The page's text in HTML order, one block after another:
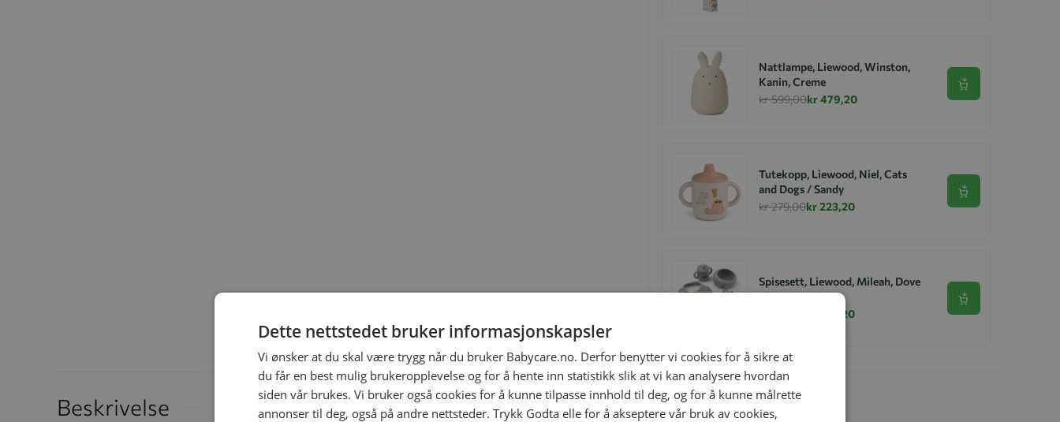
Nattlampe, Liewood, Winston,
Kanin, Creme
kr 599,00kr 479,20
Se produkt
Tutekopp, Liewood, Niel, Cats
and Dogs / Sandy
kr 279,00kr 223,20
Se produkt
Spisesett, Liewood, Mileah, Dove
Blue
kr 719,20
Se produkt
Beskrivelse
Dette nettstedet bruker informasjonskapsler
Vi ønsker at du skal være trygg når du bruker Babycare.no. Derfor benytter vi cookies for å sikre at
du får en best mulig brukeropplevelse og for å hente inn statistikk slik at vi kan analysere hvordan
siden vår brukes. Vi bruker også cookies for å kunne tilpasse innhold til deg, og for å kunne målrette
annonser til deg, også på andre nettsteder. Trykk Godta elle for å akseptere vår bruk av cookies,